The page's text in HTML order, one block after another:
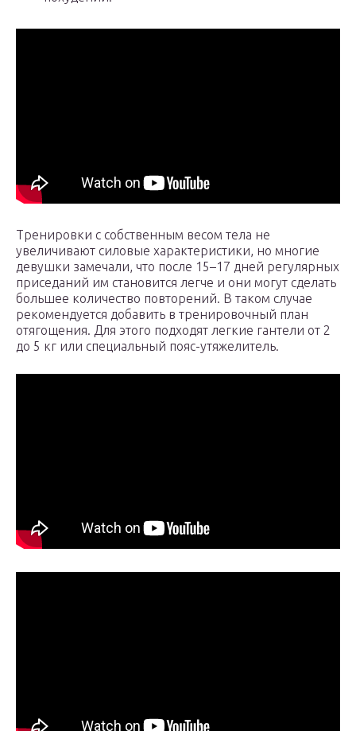
Тренировки с собственным весом тела не
увеличивают силовые характеристики, но многие
девушки замечали, что после 15–17 дней регулярных
приседаний им становится легче и они могут сделать
большее количество повторений. В таком случае
рекомендуется добавить в тренировочный план
отягощения. Для этого подходят легкие гантели от 2
до 5 кг или специальный пояс-утяжелитель.